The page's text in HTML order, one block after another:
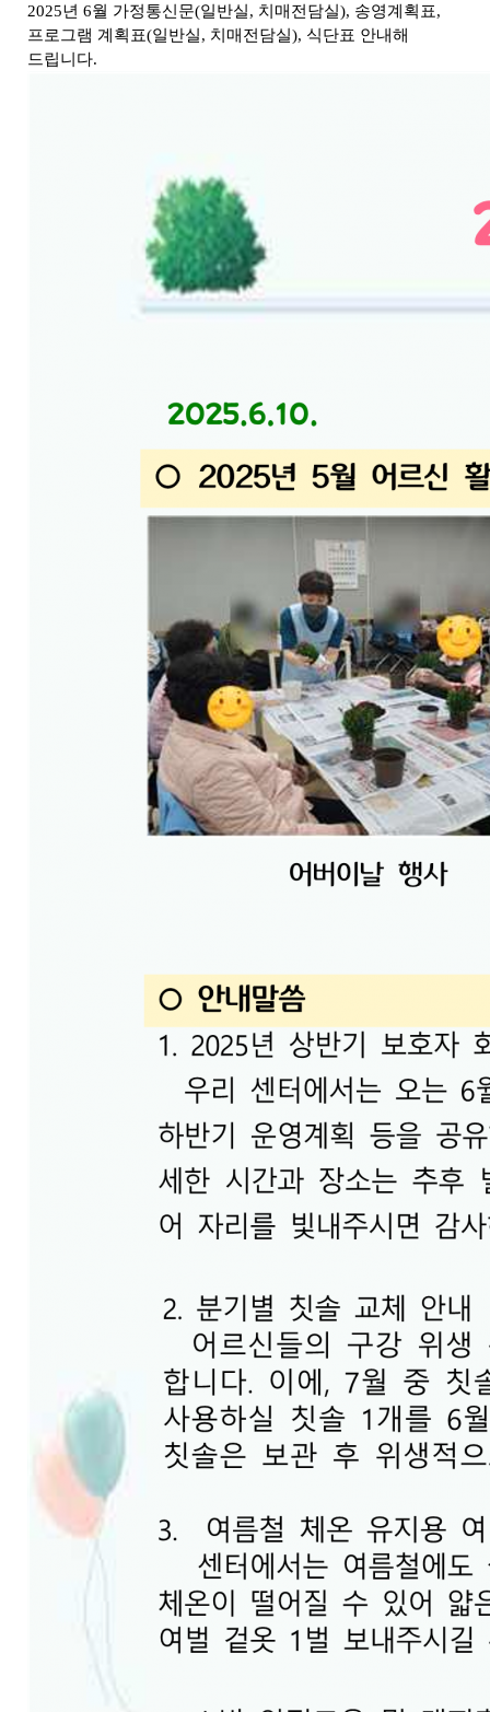
2025년 6월 가정통신문(일반실, 치매전담실), 송영계획표,
프로그램 계획표(일반실, 치매전담실), 식단표 안내해
드립니다.